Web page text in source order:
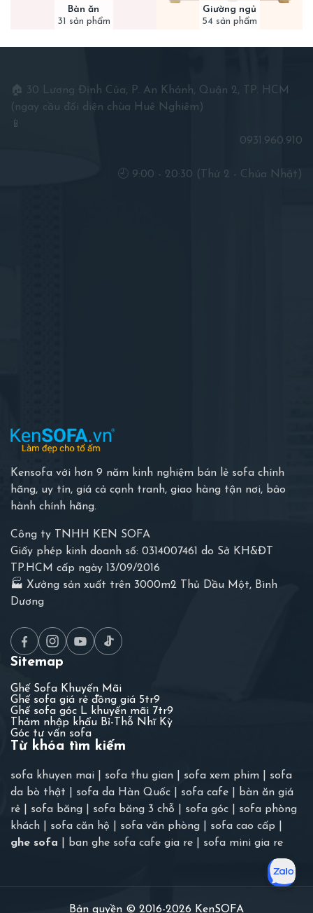
Bàn ăn
31 sản phẩm
Giường ngủ
54 sản phẩm
🏠 30 Lương Định Của, P. An Khánh, Quận 2, TP. HCM
(ngay cầu đối diện chùa Huê Nghiêm)
📱
0931.960.910
🕘 9:00 - 20:30 (Thứ 2 - Chúa Nhật)
Sitemap
Ghế Sofa Khuyến Mãi
Ghế sofa giá rẻ đồng giá 5tr9
Ghế sofa góc L khuyến mãi 7tr9
Thảm nhập khẩu Bỉ-Thỗ Nhĩ Kỳ
Góc tư vấn sofa
Kensofa với hơn 9 năm kinh nghiệm bán lẻ sofa chính
hãng, uy tín, giá cả cạnh tranh, giao hàng tận nơi, bảo
hành chính hãng.
Công ty TNHH KEN SOFA
Giấy phép kinh doanh số: 0314007461 do Sở KH&ĐT
TP.HCM cấp ngày 13/09/2016
🏭 Xưởng sản xuất trên 3000m2 Thủ Dầu Một, Bình
Dương
Từ khóa tìm kiếm
sofa khuyen mai sofa thu gian sofa xem phim
sofa
da bò thật
sofa da Hàn Quốc sofa cafe
bàn ăn giá
rẻ
sofa băng sofa băng 3 chỗ sofa góc
sofa phòng
khách
sofa căn hộ sofa văn phòng sofa cao cấp
ghe sofa
ban ghe sofa cafe gia re sofa mini gia re
Bản quyền © 2016-2026 KenSOFA